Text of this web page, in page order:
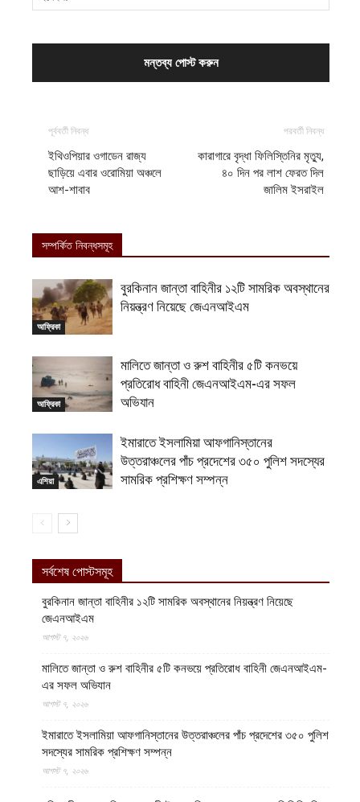
পূর্ববর্তী নিবন্ধ
ইথিওপিয়ার ওগাডেন রাজ্য
ছাড়িয়ে এবার ওরোমিয়া অঞ্চলে
আশ-শাবাব
পরবর্তী নিবন্ধ
কারাগারে বৃদ্ধা ফিলিস্তিনির মৃত্যু,
৪০ দিন পর লাশ ফেরত দিল
জালিম ইসরাইল
সম্পর্কিত নিবন্ধসমূহ
আফ্রিকা
বুরকিনান জান্তা বাহিনীর ১২টি সামরিক অবস্থানের
নিয়ন্ত্রণ নিয়েছে জেএনআইএম
আফ্রিকা
মালিতে জান্তা ও রুশ বাহিনীর ৫টি কনভয়ে
প্রতিরোধ বাহিনী জেএনআইএম-এর সফল
অভিযান
এশিয়া
ইমারাতে ইসলামিয়া আফগানিস্তানের
উত্তরাঞ্চলের পাঁচ প্রদেশের ৩৫০ পুলিশ সদস্যের
সামরিক প্রশিক্ষণ সম্পন্ন
সর্বশেষ পোস্টসমূহ
বুরকিনান জান্তা বাহিনীর ১২টি সামরিক অবস্থানের নিয়ন্ত্রণ নিয়েছে
জেএনআইএম
আগস্ট ৭, ২০২৬
মালিতে জান্তা ও রুশ বাহিনীর ৫টি কনভয়ে প্রতিরোধ বাহিনী জেএনআইএম-
এর সফল অভিযান
আগস্ট ৭, ২০২৬
ইমারাতে ইসলামিয়া আফগানিস্তানের উত্তরাঞ্চলের পাঁচ প্রদেশের ৩৫০ পুলিশ
সদস্যের সামরিক প্রশিক্ষণ সম্পন্ন
আগস্ট ৭, ২০২৬